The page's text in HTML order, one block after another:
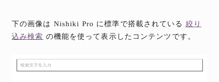
下の画像は Nishiki Pro に標準で搭載されている 絞り
込み検索 の機能を使って表示したコンテンツです。